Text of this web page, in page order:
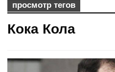
просмотр тегов
Кока Кола